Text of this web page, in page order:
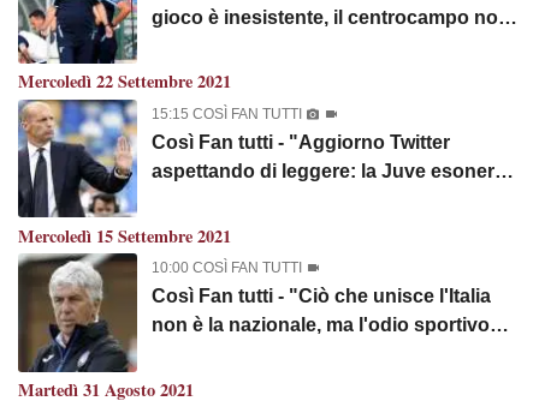
gioco è inesistente, il centrocampo non
mercato dell’era Lotito? Si critica solo
Sarri"
Mercoledì 22 Settembre 2021
15:15 COSÌ FAN TUTTI
Così Fan tutti - "Aggiorno Twitter
aspettando di leggere: la Juve esonera
prestazione contro la Juventus? Napoli
primo: spero in un campionato
regolare"
Mercoledì 15 Settembre 2021
10:00 COSÌ FAN TUTTI
Così Fan tutti - "Ciò che unisce l'Italia
non è la nazionale, ma l'odio sportivo
verso i tifosi interisti dovrebbe
Martedì 31 Agosto 2021